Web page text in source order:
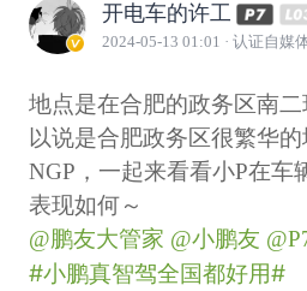
开电车的许工
2024-05-13 01:01 · 认证自媒
地点是在合肥的政务区南
以说是合肥政务区很繁华
NGP，一起来看看小P在车
表现如何～
@鹏友大管家 @小鹏友
#小鹏真智驾全国都好用#